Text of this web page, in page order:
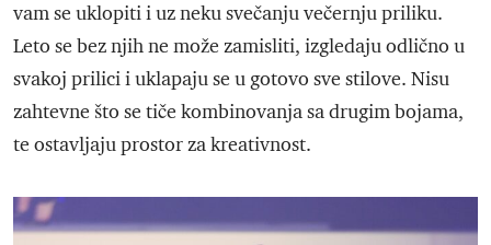
vam se uklopiti i uz neku svečanju večernju priliku.
Leto se bez njih ne može zamisliti, izgledaju odlično u
svakoj prilici i uklapaju se u gotovo sve stilove. Nisu
zahtevne što se tiče kombinovanja sa drugim bojama,
te ostavljaju prostor za kreativnost.